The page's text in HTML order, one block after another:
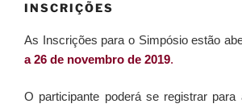
INSCRIÇÕES
As Inscrições para o Simpósio estão
a 26 de novembro de 2019.
O participante poderá se registrar para